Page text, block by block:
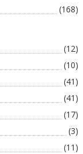
(168)
(12)
(10)
(41)
(41)
(17)
(3)
(11)